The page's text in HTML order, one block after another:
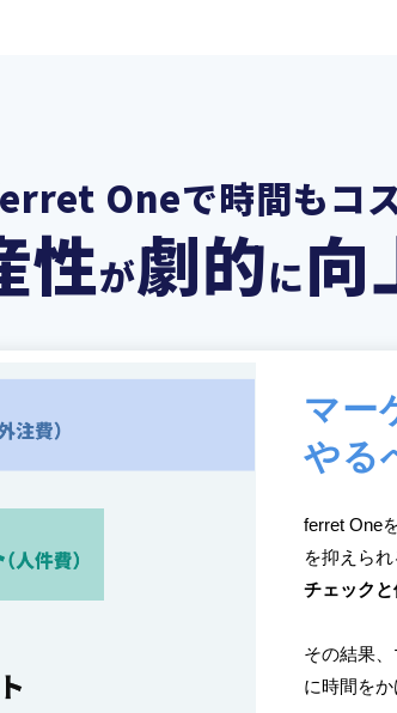
Oneで時間もコ
性が劇的に向
マー
やる
ferret One
を抑えら
チェック
その結果
に時間をか